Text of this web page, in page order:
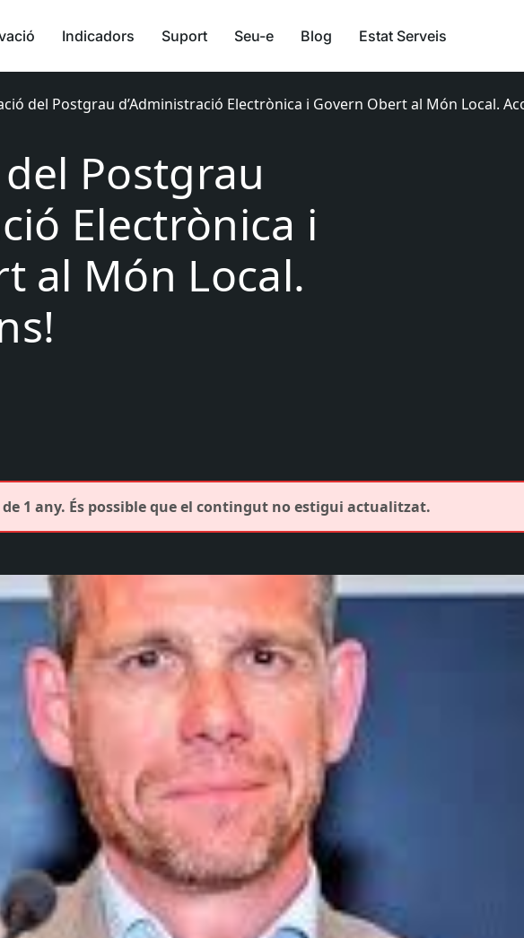
Indicadors Suport Seu-e Blog Estat Serveis
del Postgrau d’Administració Electrònica i Govern Obert al Món Local.
Postgrau
Electrònica i
al Món Local.
1 any. És possible que el contingut no estigui actualitzat.